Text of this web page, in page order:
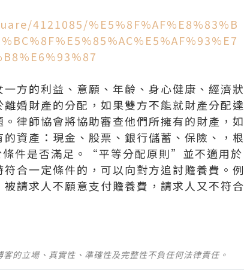
4121085/%E5%8F%AF%E8%83%B
方的利益、意願、年齡、身心健康、經濟狀
婚財產的分配，如果雙方不能就財產分配達
律師協會將協助審查他們所擁有的財產，如
資產：現金、股票、銀行儲蓄、保險、，根
件是否滿足。“平等分配原則”並不適用於
合一定條件的，可以向對方追討贍養費。例
請求人不願意支付贍養費，請求人又不符合
的立場、真實性、準確性及完整性不負任何法律責任。